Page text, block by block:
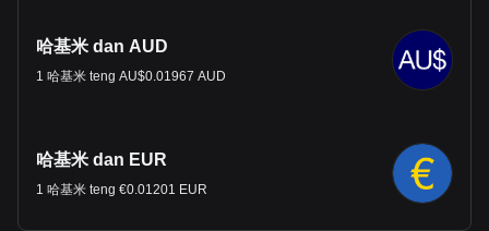
哈基米 dan AUD
1 哈基米 teng AU$0.01967 AUD
哈基米 dan EUR
1 哈基米 teng €0.01201 EUR